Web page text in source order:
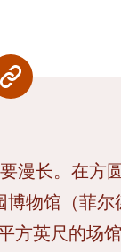
漫长。在方
物馆（菲
英尺的场